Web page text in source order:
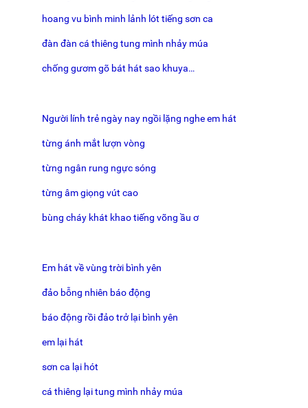
hoang vu bình minh lảnh lót tiếng sơn ca
đàn đàn cá thiêng tung mình nhảy múa
chống gươm gõ bát hát sao khuya…
Người lính trẻ ngày nay ngồi lặng nghe em hát
từng ánh mắt lượn vòng
từng ngân rung ngực sóng
từng âm giọng vút cao
bùng cháy khát khao tiếng võng ầu ơ
Em hát về vùng trời bình yên
đảo bỗng nhiên báo động
báo động rồi đảo trở lại bình yên
em lại hát
sơn ca lại hót
cá thiêng lại tung mình nhảy múa